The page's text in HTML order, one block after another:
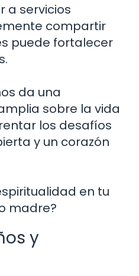
a servicios
compartir
puede fortalecer
da una
sobre la vida
los desafíos
y un corazón
en tu
madre?
y